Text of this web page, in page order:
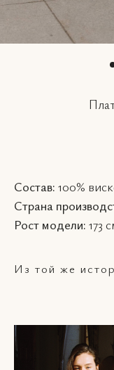
Состав: 100%
Страна
Рост модели: 173
Из той же
КОНТАКТЫ
ПОКУПАТЕЛЯМ